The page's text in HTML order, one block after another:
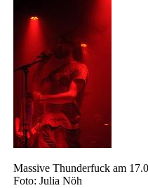
Massive Thunderfuck am
Foto: Julia Nöh